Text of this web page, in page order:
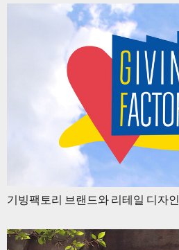
기빙팩토리 브랜드와 리테일 디자인